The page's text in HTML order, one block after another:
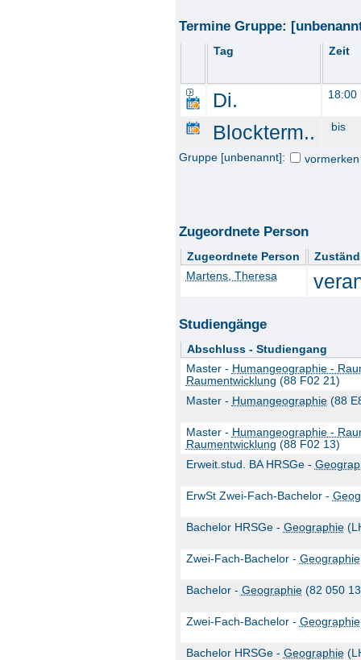
Termine Gruppe:
Tag Zeit
Di. 18:00
Blockterm.. bis
Gruppe [unbenannt]: vormerken
Zugeordnete Person
Zugeordnete Person
Martens, Theresa
Studiengänge
Abschluss - Studiengang
Master - Humangeographie -
Raumentwicklung (88 F02 21)
Master - Humangeographie(88
Master - Humangeographie -
Raumentwicklung (88 F02 13)
Erweit.stud. BA HRSGe -
ErwSt Zwei-Fach-Bachelor -
Bachelor HRSGe - Geographie
Zwei-Fach-Bachelor - Geographie
Bachelor - Geographie(82 050
Zwei-Fach-Bachelor - Geographie
Bachelor HRSGe - Geographie